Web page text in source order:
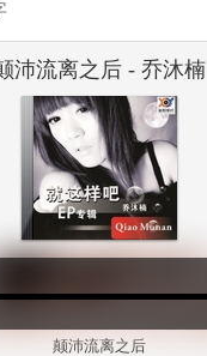
沛流离之后 - 乔沐楠
颠沛流离之后